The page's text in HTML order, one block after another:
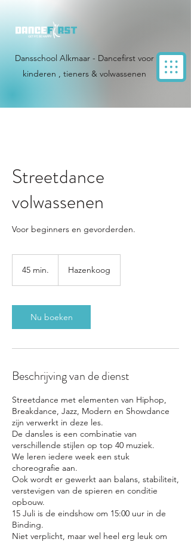
Dansschool Alkmaar - Dancefirst voor
kinderen , tieners & volwassenen
Streetdance
volwassenen
Voor beginners en gevorderden.
45 min.
i
n
.
Hazenkoog
Nu boeken
Beschrijving van de dienst
Streetdance met elementen van Hiphop,
Breakdance, Jazz, Modern en Showdance
zijn verwerkt in deze les.
De dansles is een combinatie van
verschillende stijlen op top 40 muziek.
We leren iedere week een stuk
choreografie aan.
Ook wordt er gewerkt aan balans, stabiliteit,
verstevigen van de spieren en conditie
opbouw.
15 Juli is de eindshow om 15:00 uur in de
Binding.
Niet verplicht, maar wel heel erg leuk om